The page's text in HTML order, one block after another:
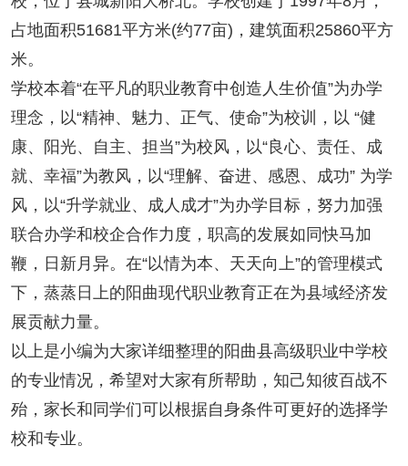
占地面积51681平方米(约77亩)，建筑面积25860平方
米。
学校本着“在平凡的职业教育中创造人生价值”为办学
理念，以“精神、魅力、正气、使命”为校训，以 “健
康、阳光、自主、担当”为校风，以“良心、责任、成
就、幸福”为教风，以“理解、奋进、感恩、成功” 为学
风，以“升学就业、成人成才”为办学目标，努力加强
联合办学和校企合作力度，职高的发展如同快马加
鞭，日新月异。在“以情为本、天天向上”的管理模式
下，蒸蒸日上的阳曲现代职业教育正在为县域经济发
展贡献力量。
以上是小编为大家详细整理的阳曲县高级职业中学校
的专业情况，希望对大家有所帮助，知己知彼百战不
殆，家长和同学们可以根据自身条件可更好的选择学
校和专业。